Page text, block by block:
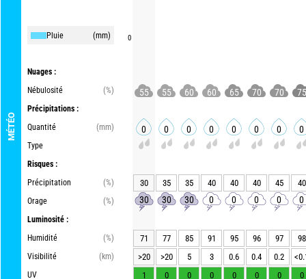
MÉTÉO
Pluie (mm)
Nuages :
Nébulosité
(%)
Précipitations :
Quantité
(mm)
Type
Risques :
Précipitation
(%)
Orage
(%)
Luminosité :
Humidité
(%)
Visibilité
(km)
UV
0
55 55 60 60 65 70 70 75
0 0 0 0 0 0 0 0
30 35 35 40 40 40 45 40
30 30 30 0 0 0 0 0
71 77 85 91 95 96 97
98
>20
>20 5 3 0.6 0.4 0.2
1
0 0 0 0 0 0 0